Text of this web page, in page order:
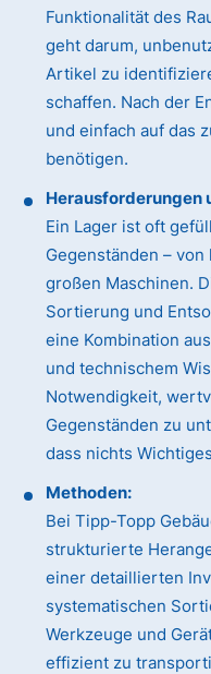
Funktionalität des
geht darum,
Artikel zu
schaffen. Nach der
und einfach auf das
benötigen.
Herausforderungen
Ein Lager ist oft
Gegenständen –
großen Maschinen.
Sortierung und
eine Kombination
und technischem
Notwendigkeit,
Gegenständen zu
dass nichts
Methoden:
Bei Tipp-Topp
strukturierte
einer detaillierten
systematischen
Werkzeuge und
effizient zu